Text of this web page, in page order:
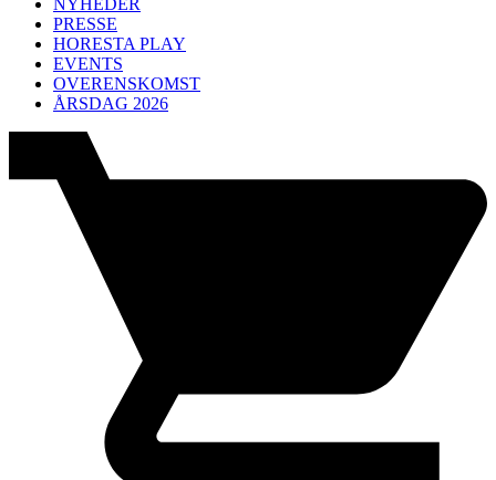
NYHEDER
PRESSE
HORESTA PLAY
EVENTS
OVERENSKOMST
ÅRSDAG 2026